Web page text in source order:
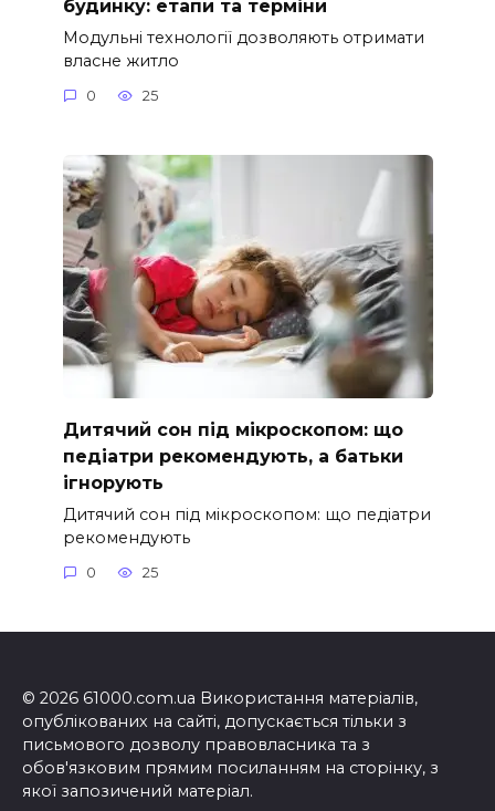
будинку: етапи та терміни
Модульні технології дозволяють отримати
власне житло
0 25
Дитячий сон під мікроскопом: що
педіатри рекомендують, а батьки
ігнорують
Дитячий сон під мікроскопом: що педіатри
рекомендують
0 25
© 2026 61000.com.ua Використання матеріалів,
опублікованих на сайті, допускається тільки з
письмового дозволу правовласника та з
обов'язковим прямим посиланням на сторінку, з
якої запозичений матеріал.